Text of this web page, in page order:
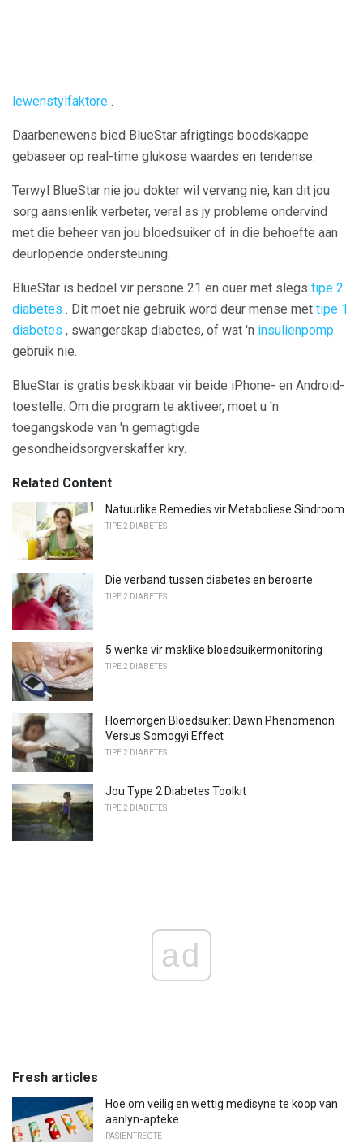
lewenstylfaktore .
Daarbenewens bied BlueStar afrigtings boodskappe
gebaseer op real-time glukose waardes en tendense.
Terwyl BlueStar nie jou dokter wil vervang nie, kan dit jou
sorg aansienlik verbeter, veral as jy probleme ondervind
met die beheer van jou bloedsuiker of in die behoefte aan
deurlopende ondersteuning.
BlueStar is bedoel vir persone 21 en ouer met slegs tipe 2
diabetes . Dit moet nie gebruik word deur mense met tipe 1
diabetes , swangerskap diabetes, of wat 'n insulienpomp
gebruik nie.
BlueStar is gratis beskikbaar vir beide iPhone- en Android-
toestelle. Om die program te aktiveer, moet u 'n
toegangskode van 'n gemagtigde
gesondheidsorgverskaffer kry.
Related Content
Natuurlike Remedies vir Metaboliese Sindroom
TIPE 2 DIABETES
Die verband tussen diabetes en beroerte
TIPE 2 DIABETES
5 wenke vir maklike bloedsuikermonitoring
TIPE 2 DIABETES
Hoëmorgen Bloedsuiker: Dawn Phenomenon
Versus Somogyi Effect
TIPE 2 DIABETES
Jou Type 2 Diabetes Toolkit
TIPE 2 DIABETES
ad
Fresh articles
Hoe om veilig en wettig medisyne te koop van
aanlyn-apteke
PASIËNTREGTE